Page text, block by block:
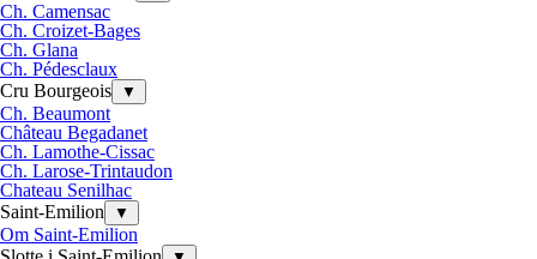
Ch. Camensac
Ch. Croizet-Bages
Ch. Glana
Ch. Pédesclaux
Cru Bourgeois
▼
Ch. Beaumont
Château Begadanet
Ch. Lamothe-Cissac
Ch. Larose-Trintaudon
Chateau Senilhac
Saint-Emilion
▼
Om Saint-Emilion